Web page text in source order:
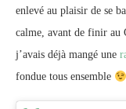
enlevé au plaisir de se
calme, avant de finir au
j’avais déjà mangé une
fondue tous ensemble